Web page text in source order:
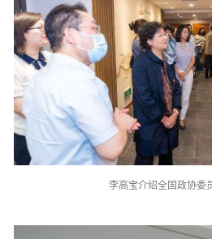
李高宝介绍全国政协委